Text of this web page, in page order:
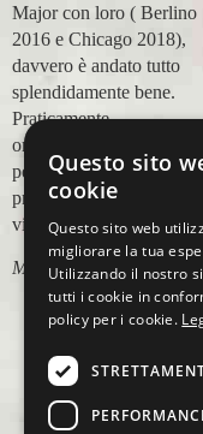
Major con loro ( Berlino
2016 e Chicago 2018),
davvero è andato tutto
splendidamente bene.
Praticamente
organizzazione
perfetta,dalla
prenotazione,mesi
viaggio.
Marco Ceseri
Questo sito
cookie
Questo sito web
migliorare la tua
Utilizzando il nostro
tutti i cookie in
policy per i cookie.